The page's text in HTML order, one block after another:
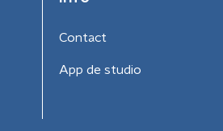
Contact
App de studio